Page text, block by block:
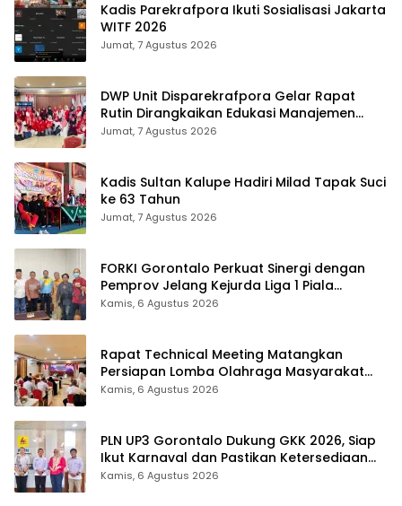
Kadis Parekrafpora Ikuti Sosialisasi Jakarta
WITF 2026
Jumat, 7 Agustus 2026
DWP Unit Disparekrafpora Gelar Rapat
Rutin Dirangkaikan Edukasi Manajemen
Stres
Jumat, 7 Agustus 2026
Kadis Sultan Kalupe Hadiri Milad Tapak Suci
ke 63 Tahun
Jumat, 7 Agustus 2026
FORKI Gorontalo Perkuat Sinergi dengan
Pemprov Jelang Kejurda Liga 1 Piala
Gubernur 2026
Kamis, 6 Agustus 2026
Rapat Technical Meeting Matangkan
Persiapan Lomba Olahraga Masyarakat
Tingkat Provinsi Gorontalo
Kamis, 6 Agustus 2026
PLN UP3 Gorontalo Dukung GKK 2026, Siap
Ikut Karnaval dan Pastikan Ketersediaan
Listrik
Kamis, 6 Agustus 2026